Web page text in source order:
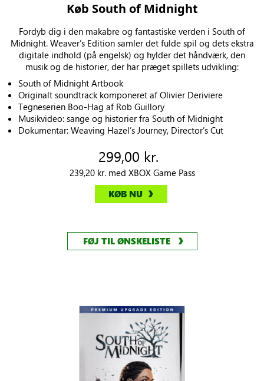
Køb South of Midnight
Fordyb dig i den makabre og fantastiske verden i South of
Midnight. Weaver’s Edition samler det fulde spil og dets ekstra
digitale indhold (på engelsk) og hylder det håndværk, den
musik og de historier, der har præget spillets udvikling:
South of Midnight Artbook
Originalt soundtrack komponeret af Olivier Deriviere
Tegneserien Boo-Hag af Rob Guillory
Musikvideo: sange og historier fra South of Midnight
Dokumentar: Weaving Hazel’s Journey, Director’s Cut
299,00 kr.
239,20 kr. med XBOX Game Pass
KØB NU
FØJ TIL ØNSKELISTE